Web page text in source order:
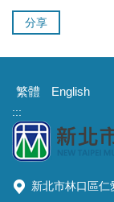
分享
繁體 English
:::
新北市林口區仁